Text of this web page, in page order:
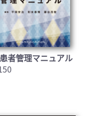
者管理マニュアル